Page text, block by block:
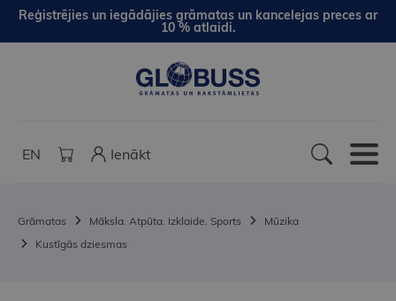
Reģistrējies un iegādājies grāmatas un kancelejas preces ar
10 % atlaidi.
EN Ienākt
Grāmatas Māksla. Atpūta. Izklaide. Sports
Mūzika
Kustīgās dziesmas